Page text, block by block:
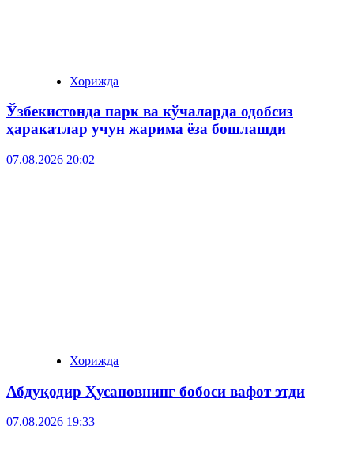
Хорижда
Ўзбекистонда парк ва кўчаларда одобсиз
ҳаракатлар учун жарима ёза бошлашди
07.08.2026 20:02
Хорижда
Абдуқодир Ҳусановнинг бобоси вафот этди
07.08.2026 19:33